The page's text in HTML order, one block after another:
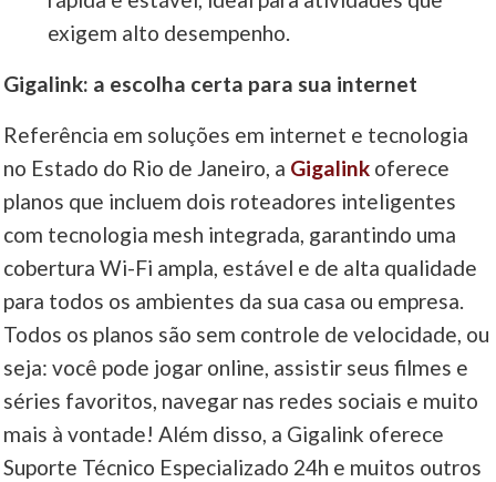
exigem alto desempenho.
Gigalink: a escolha certa para sua internet
Referência em soluções em internet e tecnologia
no Estado do Rio de Janeiro, a Gigalink oferece
planos que incluem dois roteadores inteligentes
com tecnologia mesh integrada, garantindo uma
cobertura Wi-Fi ampla, estável e de alta qualidade
para todos os ambientes da sua casa ou empresa.
Todos os planos são sem controle de velocidade, ou
seja: você pode jogar online, assistir seus filmes e
séries favoritos, navegar nas redes sociais e muito
mais à vontade! Além disso, a Gigalink oferece
Suporte Técnico Especializado 24h e muitos outros